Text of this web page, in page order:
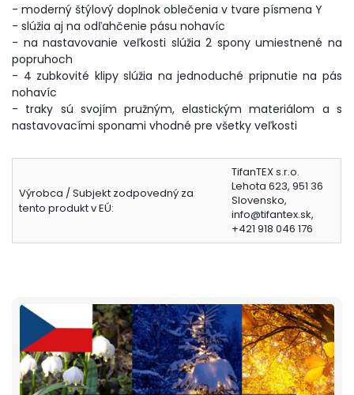
- moderný štýlový doplnok oblečenia v tvare písmena Y
- slúžia aj na odľahčenie pásu nohavíc
- na nastavovanie veľkosti slúžia 2 spony umiestnené na
popruhoch
- 4 zubkovité klipy slúžia na jednoduché pripnutie na pás
nohavíc
- traky sú svojím pružným, elastickým materiálom a s
nastavovacími sponami vhodné pre všetky veľkosti
Výrobca / Subjekt zodpovedný za
tento produkt v EÚ:
TifanTEX s.r.o.
Lehota 623, 951 36
Slovensko,
info@tifantex.sk,
+421 918 046 176